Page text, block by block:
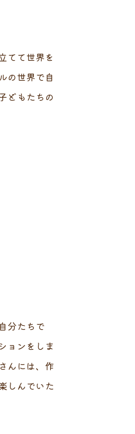
てて世界を
の世界で自
どもたちの
分たちで
ョンをしま
んには、作
しんでいた